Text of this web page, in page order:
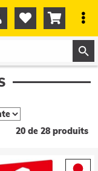
  
20 de 28 produits